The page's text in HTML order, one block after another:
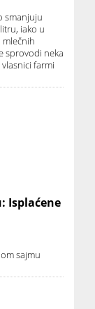
smanjuju
iako u
sprovodi neka
farmi
Isplaćene
sajmu